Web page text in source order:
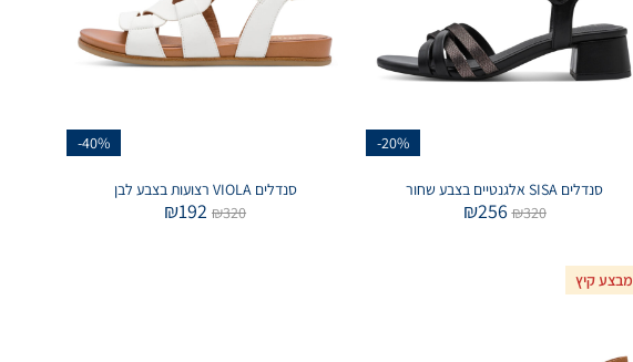
-20%
סנדלים SISA אלגנטיים בצבע שחור
₪320
₪256
-40%
סנדלים VIOLA רצועות בצבע לבן
₪320
₪192
מבצע קיץ